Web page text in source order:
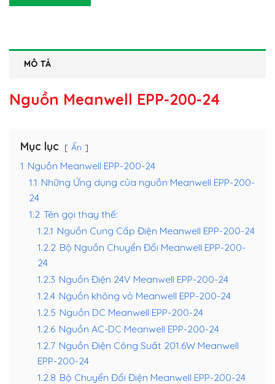
MÔ TẢ
Nguồn Meanwell EPP-200-24
Mục lục Ẩn
1 Nguồn Meanwell EPP-200-24
1.1 Những Ứng dụng của nguồn Meanwell EPP-200-
24
1.2 Tên gọi thay thế:
1.2.1 Nguồn Cung Cấp Điện Meanwell EPP-200-24
1.2.2 Bộ Nguồn Chuyển Đổi Meanwell EPP-200-
24
1.2.3 Nguồn Điện 24V Meanwell EPP-200-24
1.2.4 Nguồn không vỏ Meanwell EPP-200-24
1.2.5 Nguồn DC Meanwell EPP-200-24
1.2.6 Nguồn AC-DC Meanwell EPP-200-24
1.2.7 Nguồn Điện Công Suất 201.6W Meanwell
EPP-200-24
1.2.8 Bộ Chuyển Đổi Điện Meanwell EPP-200-24